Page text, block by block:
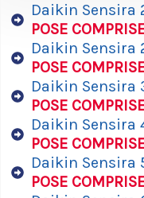
Daikin Sensira
POSE
Daikin Sensira
POSE
Daikin Sensira
POSE
Daikin Sensira
POSE
Daikin Sensira
POSE